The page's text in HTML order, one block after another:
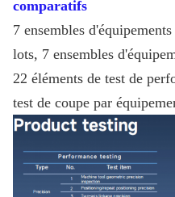
comparatifs
7 ensembles
lots, 7 ensembles
22 éléments de test de
test de coupe par